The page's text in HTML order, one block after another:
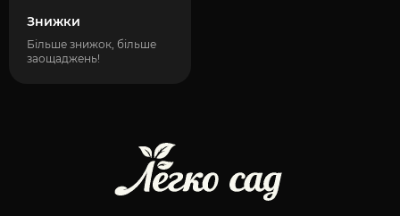
Знижки
Більше знижок, більше
заощаджень!